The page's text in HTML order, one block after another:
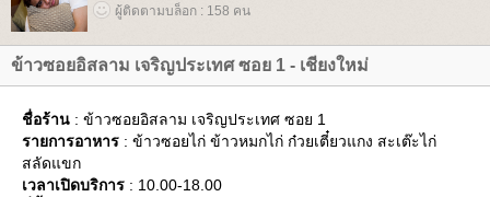
ผู้ติดตามบล็อก : 158 คน
ข้าวซอยอิสลาม เจริญประเทศ ซอย 1 - เชียงใหม่
ชื่อร้าน : ข้าวซอยอิสลาม เจริญประเทศ ซอย 1
รายการอาหาร : ข้าวซอยไก่ ข้าวหมกไก่ ก๋วยเตี๋ยวแกง สะเต๊ะไก่
สลัดแขก
เวลาเปิดบริการ : 10.00-18.00